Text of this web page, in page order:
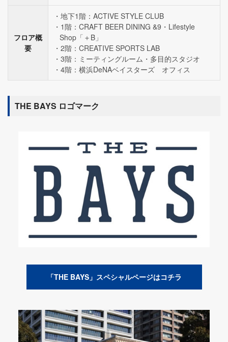
フロア概
要
地下1階：ACTIVE STYLE CLUB
1階：CRAFT BEER DINING &9・Lifestyle
Shop「＋B」
2階：CREATIVE SPORTS LAB
3階：ミーティングルーム・多目的スタジオ
4階：横浜DeNAベイスターズ オフィス
THE BAYS ロゴマーク
「THE BAYS」スペシャルページはコチラ